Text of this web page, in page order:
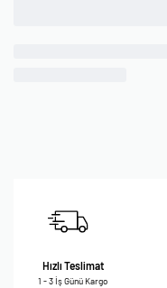
Hızlı Teslimat
1 - 3 İş Günü Kargo